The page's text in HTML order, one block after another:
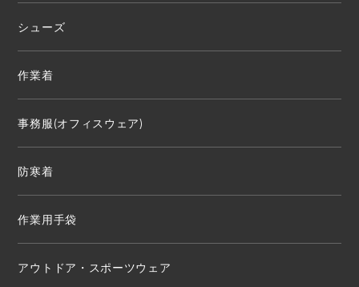
シューズ
作業着
事務服(オフィスウェア)
防寒着
作業用手袋
アウトドア・スポーツウェア